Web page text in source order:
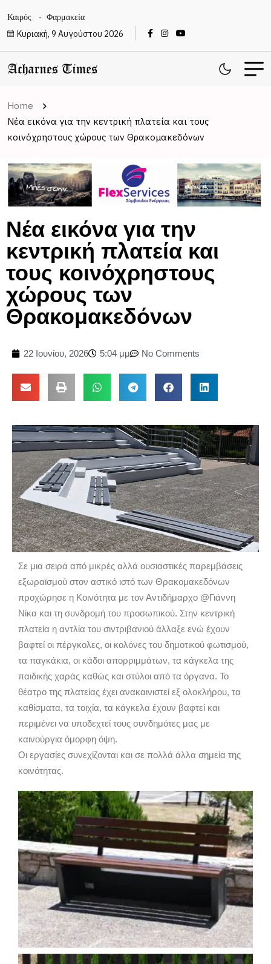
Καιρός Φαρμακεία
Κυριακή, 9 Αυγούστου 2026
Home
Νέα εικόνα για την κεντρική πλατεία και τους
κοινόχρηστους χώρους των Θρακομακεδόνων
Νέα εικόνα για την
κεντρική πλατεία και
τους κοινόχρηστους
χώρους των
Θρακομακεδόνων
22 Ιουνίου, 2026 5:04 μμ No Comments
Σε μια σειρά από μικρές αλλά ουσιαστικές παρεμβάσεις
εξωραϊσμού στον αστικό ιστό των Θρακομακεδόνων
προχώρησε η Κοινότητα με τον Αντιδήμαρχο @Γιάννη
Νίκα και τη συνδρομή του προσωπικού. Στην κεντρική
πλατεία η αντλία του σιντριβανιού άλλαξε ενώ έχουν
βαφτεί οι πέργκολες, οι κολόνες του δημοτικού φωτισμού,
τα παγκάκια, οι κάδοι απορριμμάτων, τα κάγκελα της
παιδικής χαράς καθώς και στύλοι από τα όργανα. Το
θέατρο της πλατείας έχει ανακαινιστεί εξ ολοκλήρου, τα
καθίσματα, τα τοιχία, τα κάγκελα έχουν βαφτεί και
περιμένει να υποδεχτεί τους συνδημότες μας με
καινούργια όμορφη όψη.
Οι εργασίες συνεχίζονται και σε πολλά άλλα σημεία της
κοινότητας.